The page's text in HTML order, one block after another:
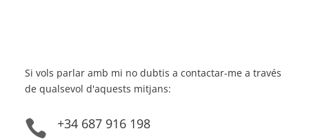
Si vols parlar amb mi no dubtis a contactar-me a través
de qualsevol d'aquests mitjans:
 +34 687 916 198